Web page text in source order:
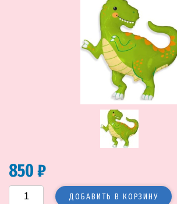
850 ₽
ДОБАВИТЬ В КОРЗИНУ